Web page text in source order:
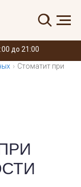
до 21:00
› Стоматит при